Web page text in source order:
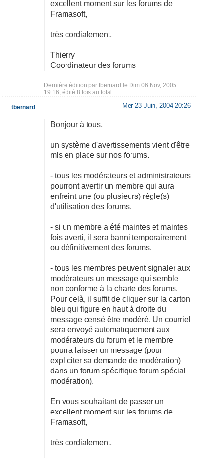
excellent moment sur les forums de
Framasoft,
très cordialement,
Thierry
Coordinateur des forums
Dernière édition par tbernard le Dim 06 Nov, 2005
19:16, édité 8 fois au total.
Mer 23 Juin, 2004 20:26
Bonjour à tous,
un système d'avertissements vient d'être
mis en place sur nos forums.
- tous les modérateurs et administrateurs
pourront avertir un membre qui aura
enfreint une (ou plusieurs) règle(s)
d'utilisation des forums.
- si un membre a été maintes et maintes
fois averti, il sera banni temporairement
ou définitivement des forums.
- tous les membres peuvent signaler aux
modérateurs un message qui semble
non conforme à la charte des forums.
Pour celà, il suffit de cliquer sur la carton
bleu qui figure en haut à droite du
message censé être modéré. Un courriel
sera envoyé automatiquement aux
modérateurs du forum et le membre
pourra laisser un message (pour
expliciter sa demande de modération)
dans un forum spécifique forum spécial
modération).
En vous souhaitant de passer un
excellent moment sur les forums de
Framasoft,
très cordialement,
tbernard